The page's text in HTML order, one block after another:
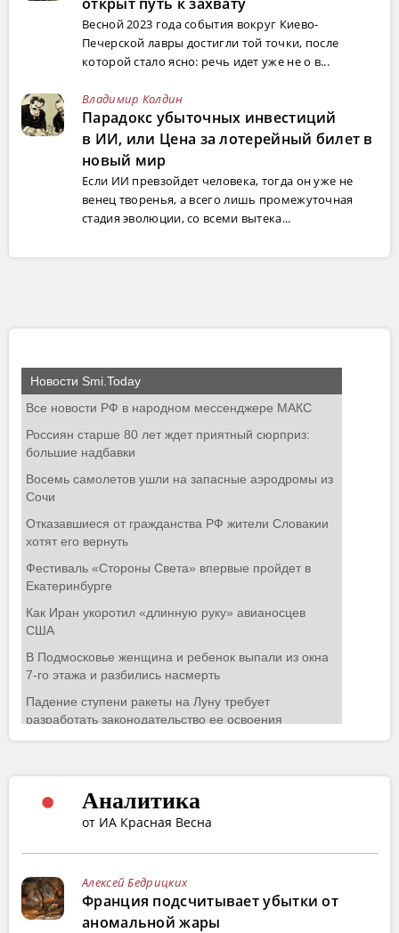
Весной 2023 года события вокруг Киево-
Печерской лавры достигли той точки, после
которой стало ясно: речь идет уже не о в...
Владимир Колдин
Парадокс убыточных инвестиций
в ИИ, или Цена за лотерейный билет в
новый мир
Если ИИ превзойдет человека, тогда он уже не
венец творенья, а всего лишь промежуточная
стадия эволюции, со всеми вытека...
Аналитика
от ИА Красная Весна
Алексей Бедрицких
Франция подсчитывает убытки от
аномальной жары